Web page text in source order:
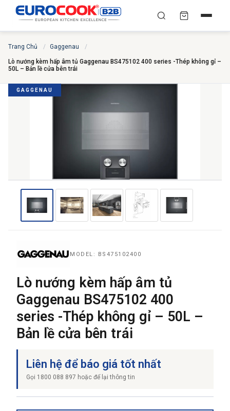
YÊU CẦU BÁO GIÁ TỐT
NHẤT
Chuyên gia liên hệ trong vòng 30 phút — Hoàn toàn
THÀNH PHỐ
NỘI DUNG YÊU CẦU
→ GỬI YÊU CẦU BÁO GIÁ
Trang Chủ / Gaggenau /
Lò nướng kèm hấp âm tủ Gaggenau BS475102 400 series -Thép không gỉ –
50L – Bản lề cửa bên trái
GAGGENAU
MODEL: BS475102400
Lò nướng kèm hấp âm tủ
Gaggenau BS475102 400
series -Thép không gỉ – 50L –
Bản lề cửa bên trái
Liên hệ để báo giá tốt nhất
Gọi 1800 088 897 hoặc để lại thông tin